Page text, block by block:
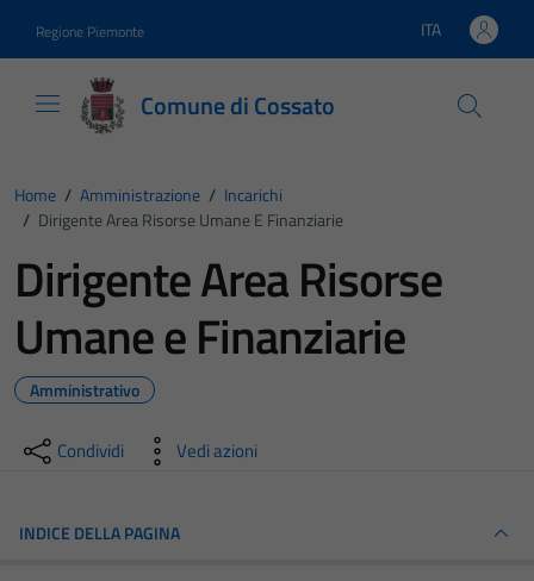
Regione Piemonte Lingua attiva:
ITA
Comune di Cossato
Home / Amministrazione / Incarichi
/ Dirigente Area Risorse Umane E Finanziarie
Dirigente Area Risorse
Umane e Finanziarie
Amministrativo
Condividi Vedi azioni
INDICE DELLA PAGINA